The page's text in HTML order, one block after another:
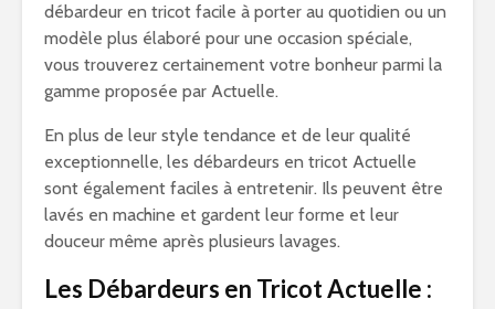
débardeur en tricot facile à porter au quotidien ou un
modèle plus élaboré pour une occasion spéciale,
vous trouverez certainement votre bonheur parmi la
gamme proposée par Actuelle.
En plus de leur style tendance et de leur qualité
exceptionnelle, les débardeurs en tricot Actuelle
sont également faciles à entretenir. Ils peuvent être
lavés en machine et gardent leur forme et leur
douceur même après plusieurs lavages.
Les Débardeurs en Tricot Actuelle :